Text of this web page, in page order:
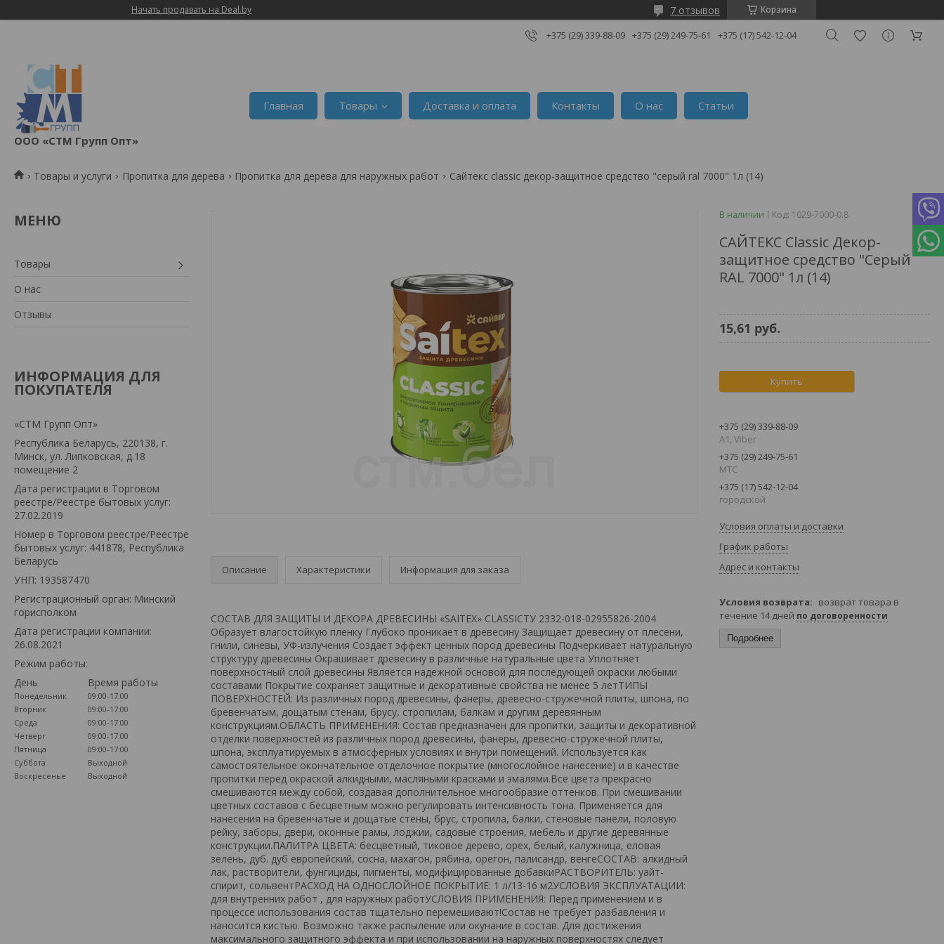
Начать продавать на Deal.by Корзина
7 отзывов
+375 (29) 339-88-09 +375 (29) 249-75-61 +375 (17) 542-12-04
ООО «СТМ Групп Опт»
Главная Товары Доставка и оплата Контакты О нас Статьи
Товары и услуги Пропитка для дерева Пропитка для дерева для наружных работ Сайтекс classic декор-защитное средство "серый ral 7000" 1л (14)
Товары
О нас
Отзывы
ИНФОРМАЦИЯ ДЛЯ
ПОКУПАТЕЛЯ
«СТМ Групп Опт»
Республика Беларусь, 220138, г.
Минск, ул. Липковская, д.18
помещение 2
Дата регистрации в Торговом
реестре/Реестре бытовых услуг:
27.02.2019
Номер в Торговом реестре/Реестре
бытовых услуг: 441878, Республика
Беларусь
УНП: 193587470
Регистрационный орган: Минский
горисполком
Дата регистрации компании:
26.08.2021
Режим работы:
День
Время работы
Понедельник
09:00-17:00
Вторник
09:00-17:00
Среда
09:00-17:00
Четверг
09:00-17:00
Пятница
09:00-17:00
Суббота
Выходной
Воскресенье
Выходной
Описание Характеристики Информация для заказа
СОСТАВ ДЛЯ ЗАЩИТЫ И ДЕКОРА ДРЕВЕСИНЫ «SAITEX» CLASSICТУ 2332-018-02955826-2004
Образует влагостойкую пленку Глубоко проникает в древесину Защищает древесину от плесени,
гнили, синевы, УФ-излучения Создает эффект ценных пород древесины Подчеркивает натуральную
структуру древесины Окрашивает древесину в различные натуральные цвета Уплотняет
поверхностный слой древесины Является надежной основой для последующей окраски любыми
составами Покрытие сохраняет защитные и декоративные свойства не менее 5 летТИПЫ
ПОВЕРХНОСТЕЙ: Из различных пород древесины, фанеры, древесно-стружечной плиты, шпона, по
бревенчатым, дощатым стенам, брусу, стропилам, балкам и другим деревянным
конструкциям.ОБЛАСТЬ ПРИМЕНЕНИЯ: Состав предназначен для пропитки, защиты и декоративной
отделки поверхностей из различных пород древесины, фанеры, древесно-стружечной плиты,
шпона, эксплуатируемых в атмосферных условиях и внутри помещений. Используется как
самостоятельное окончательное отделочное покрытие (многослойное нанесение) и в качестве
пропитки перед окраской алкидными, масляными красками и эмалями.Все цвета прекрасно
смешиваются между собой, создавая дополнительное многообразие оттенков. При смешивании
цветных составов с бесцветным можно регулировать интенсивность тона. Применяется для
нанесения на бревенчатые и дощатые стены, брус, стропила, балки, стеновые панели, половую
рейку, заборы, двери, оконные рамы, лоджии, садовые строения, мебель и другие деревянные
конструкции.ПАЛИТРА ЦВЕТА: бесцветный, тиковое дерево, орех, белый, калужница, еловая
зелень, дуб. дуб европейский, сосна, махагон, рябина, орегон, палисандр, венгеСОСТАВ: алкидный
лак, растворители, фунгициды, пигменты, модифицированные добавкиРАСТВОРИТЕЛЬ: уайт-
спирит, сольвентРАСХОД НА ОДНОСЛОЙНОЕ ПОКРЫТИЕ: 1 л/13-16 м2УСЛОВИЯ ЭКСПЛУАТАЦИИ:
для внутренних работ , для наружных работУСЛОВИЯ ПРИМЕНЕНИЯ: Перед применением и в
процессе использования состав тщательно перемешивают!Состав не требует разбавления и
наносится кистью. Возможно также распыление или окунание в состав. Для достижения
максимального защитного эффекта и при использовании на наружных поверхностях следует
В наличии Код: 1029-7000-0.8
САЙТЕКС Classic Декор-
защитное средство "Серый
RAL 7000" 1л (14)
15,61 руб.
Купить
+375 (29) 339-88-09
A1, Viber
+375 (29) 249-75-61
МТС
+375 (17) 542-12-04
городской
Условия оплаты и доставки
График работы
Адрес и контакты
возврат товара в
течение 14 дней по договоренности
Подробнее